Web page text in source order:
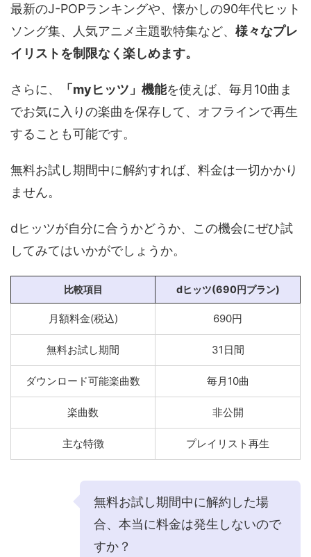
最新のJ-POPランキングや、懐かしの90年代ヒット
ソング集、人気アニメ主題歌特集など、 様々なプレ
イリストを制限なく楽しめます。
さらに、 「myヒッツ」機能を使えば、毎月10曲ま
でお気に入りの楽曲を保存して、オフラインで再生
することも可能です。
無料お試し期間中に解約すれば、料金は一切かかり
ません。
dヒッツが自分に合うかどうか、この機会にぜひ試
してみてはいかがでしょうか。
比較項目 dヒッツ(690円プラン)
月額料金(税込) 690円
無料お試し期間 31日間
ダウンロード可能楽曲数 毎月10曲
楽曲数 非公開
主な特徴 プレイリスト再生
無料お試し期間中に解約した場
合、本当に料金は発生しないので
すか？